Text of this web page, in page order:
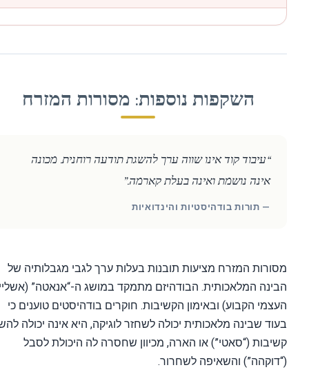
השקפות נוספות: מסורות המזרח
“עיבוד קוד אינו שווה ערך להשגת תודעה רוחנית. מכונה
אינה נושמת ואינה בעלת קארמה.”
— תורות בודהיסטיות והינדואיות
המזרח מציעות תובנות בעלות ערך לגבי מגבלותיה של
המלאכותית. הבודהיזם מתמקד במושג ה-“אנאטה” (אשליית
הקבוע) ובאימון הקשיבות. חוקרים בודהיסטים טוענים כי
שבינה מלאכותית יכולה לשחזר לוגיקה, היא אינה יכולה להשיג
(“סאטי”) או הארה, מכיוון שחסרה לה היכולת לסבל
והשאיפה לשחרור.